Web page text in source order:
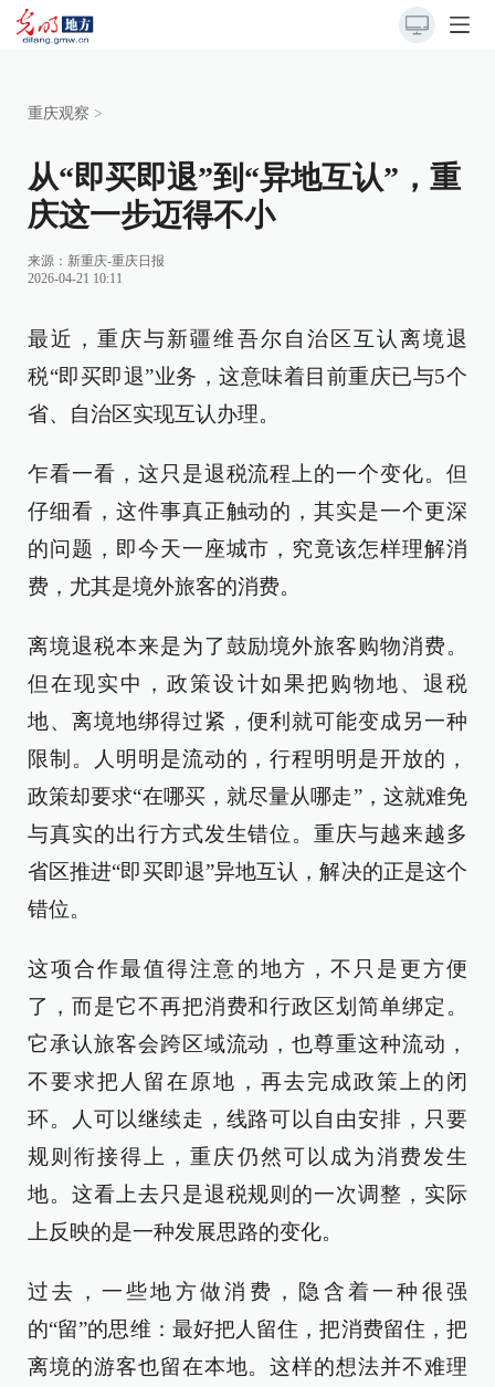
重庆观察 >
从“即买即退”到“异地互认”，重
庆这一步迈得不小
来源： 新重庆-重庆日报
2026-04-21 10:11
最近，重庆与新疆维吾尔自治区互认离境退
税“即买即退”业务，这意味着目前重庆已与5个
省、自治区实现互认办理。
乍看一看，这只是退税流程上的一个变化。但
仔细看，这件事真正触动的，其实是一个更深
的问题，即今天一座城市，究竟该怎样理解消
费，尤其是境外旅客的消费。
离境退税本来是为了鼓励境外旅客购物消费。
但在现实中，政策设计如果把购物地、退税
地、离境地绑得过紧，便利就可能变成另一种
限制。人明明是流动的，行程明明是开放的，
政策却要求“在哪买，就尽量从哪走”，这就难免
与真实的出行方式发生错位。重庆与越来越多
省区推进“即买即退”异地互认，解决的正是这个
错位。
这项合作最值得注意的地方，不只是更方便
了，而是它不再把消费和行政区划简单绑定。
它承认旅客会跨区域流动，也尊重这种流动，
不要求把人留在原地，再去完成政策上的闭
环。人可以继续走，线路可以自由安排，只要
规则衔接得上，重庆仍然可以成为消费发生
地。这看上去只是退税规则的一次调整，实际
上反映的是一种发展思路的变化。
过去，一些地方做消费，隐含着一种很强
的“留”的思维：最好把人留住，把消费留住，把
离境的游客也留在本地。这样的想法并不难理